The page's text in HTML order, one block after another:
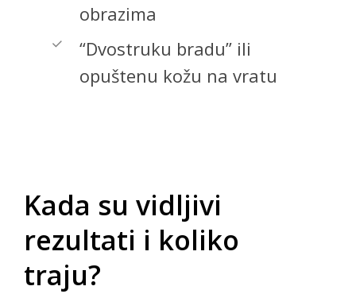
obrazima
“Dvostruku bradu” ili
opuštenu kožu na vratu
Kada su vidljivi
rezultati i koliko
traju?